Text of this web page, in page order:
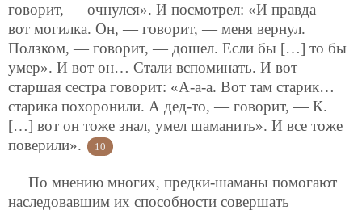
говорит, — очнулся». И посмотрел: «И правда —
вот могилка. Он, — говорит, — меня вернул.
Ползком, — говорит, — дошел. Если бы […] то бы
умер». И вот он… Стали вспоминать. И вот
старшая сестра говорит: «А-а-а. Вот там старик…
старика похоронили. А дед-то, — говорит, — К.
[…] вот он тоже знал, умел шаманить». И все тоже
поверили».
10
По мнению многих, предки-шаманы помогают
наследовавшим их способности совершать